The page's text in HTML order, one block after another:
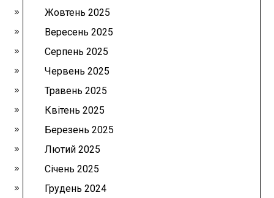
Жовтень 2025
Вересень 2025
Серпень 2025
Червень 2025
Травень 2025
Квітень 2025
Березень 2025
Лютий 2025
Січень 2025
Грудень 2024